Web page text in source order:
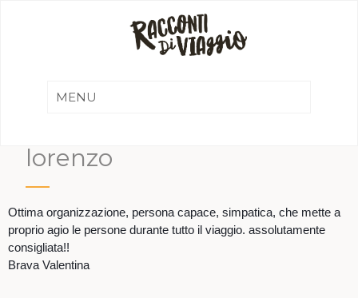
lorenzo
Ottima organizzazione, persona capace, simpatica, che mette a
proprio agio le persone durante tutto il viaggio. assolutamente
consigliata!!
Brava Valentina